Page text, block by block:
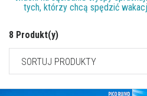
tych, którzy chcą spędzić
8 Produkt(y)
SORTUJ PRODUKTY